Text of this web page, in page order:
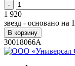
-
1 920
звезд - основано на 1
В корзину
30018066A